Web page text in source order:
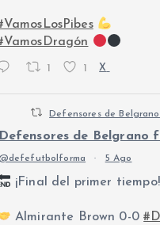
1 1 X
Defensores de
Defensores de
· 5 Ago
¡Final del primer tiempo!
Almirante Brown 0-0